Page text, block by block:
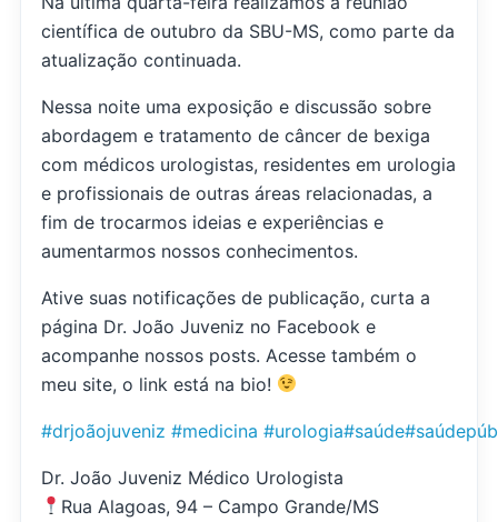
científica de outubro da SBU-MS, como parte da
atualização continuada.
Nessa noite uma exposição e discussão sobre
abordagem e tratamento de câncer de bexiga
com médicos urologistas, residentes em urologia
e profissionais de outras áreas relacionadas, a
fim de trocarmos ideias e experiências e
aumentarmos nossos conhecimentos.
Ative suas notificações de publicação, curta a
página Dr. João Juveniz no Facebook e
acompanhe nossos posts. Acesse também o
meu site, o link está na bio!
#drjoãojuveniz #medicina #urologia#saúde
Dr. João Juveniz Médico Urologista
Rua Alagoas, 94 – Campo Grande/MS